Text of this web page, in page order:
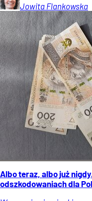
Jowita Flankowska
Albo teraz, albo już
odszkodowaniach dla